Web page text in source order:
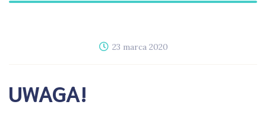
23 marca 2020
UWAGA!